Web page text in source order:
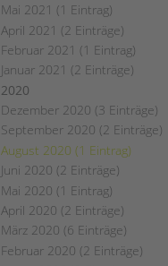
Mai 2021 (1 Eintrag)
April 2021 (2 Einträge)
Februar 2021 (1 Eintrag)
Januar 2021 (2 Einträge)
2020
Dezember 2020 (3 Einträge)
September 2020 (2 Einträge)
August 2020 (1 Eintrag)
Juni 2020 (2 Einträge)
Mai 2020 (1 Eintrag)
April 2020 (2 Einträge)
März 2020 (6 Einträge)
Februar 2020 (2 Einträge)